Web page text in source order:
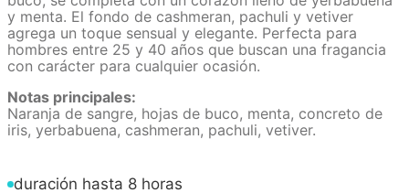
y menta. El fondo de cashmeran, pachuli y vetiver
agrega un toque sensual y elegante. Perfecta para
hombres entre 25 y 40 años que buscan una fragancia
con carácter para cualquier ocasión.
Notas principales:
Naranja de sangre, hojas de buco, menta, concreto de
iris, yerbabuena, cashmeran, pachuli, vetiver.
duración hasta 8 horas